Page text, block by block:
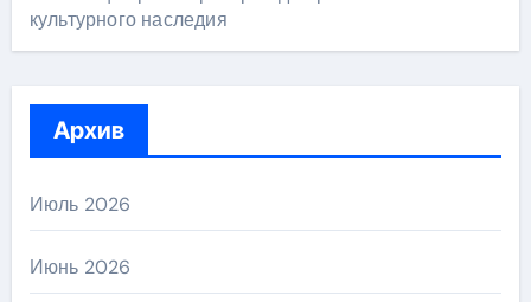
культурного наследия
Архив
Июль 2026
Июнь 2026